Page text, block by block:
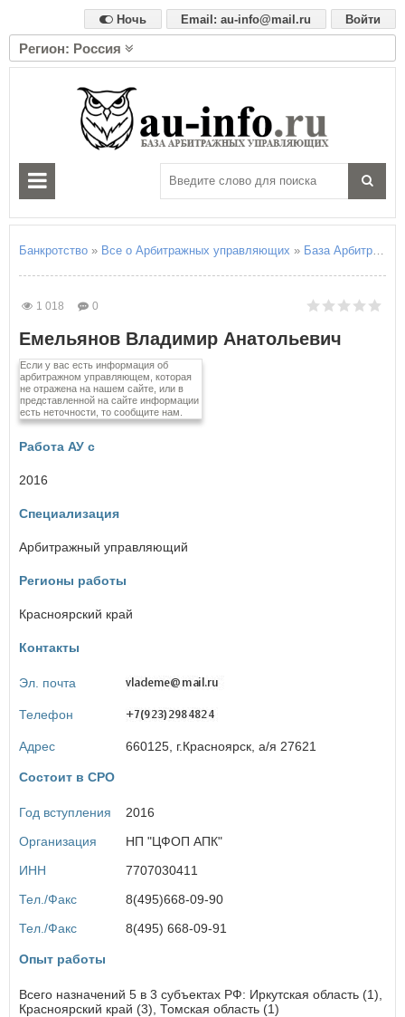
Войти
Email: au-info@mail.ru
Ночь
Регион: Россия
Алтайский край
Амурская область
Архангельская область
Астраханская область
Б
Белгородская область
В
Владимирская область
Вологодская область
Воронежская область
Е
Еврейская автономная область
З
Забайкальский край
И
Иркутская область
Кабардино-Балкарская Республика
Калужская область
Карачаево-Черкесская Республика
Кемеровская область
Кировская область
Костромская область
Красноярский край
Курская область
Л
Ленинградская область
Москва
Мурманская область
Банкротство » Все о Арбитражных управляющих » База
1 018 0
Емельянов Владимир Анатольевич
Если у вас есть информация об
арбитражном управляющем, которая
не отражена на нашем сайте, или в
представленной на сайте информации
есть неточности, то сообщите нам.
Работа АУ с
2016
Специализация
Арбитражный управляющий
Регионы работы
Красноярский край
Контакты
Эл. почта
Телефон
Адрес 660125, г.Красноярск, а/я 27621
Состоит в СРО
Год вступления
2016
Организация
НП "ЦФОП АПК"
ИНН
7707030411
Тел./Факс
8(495)668-09-90
Тел./Факс
8(495) 668-09-91
Опыт работы
Всего назначений 5 в 3 субъектах РФ: Иркутская область (1),
Красноярский край (3), Томская область (1)
Заголовок модального окна
Имя пользователя: